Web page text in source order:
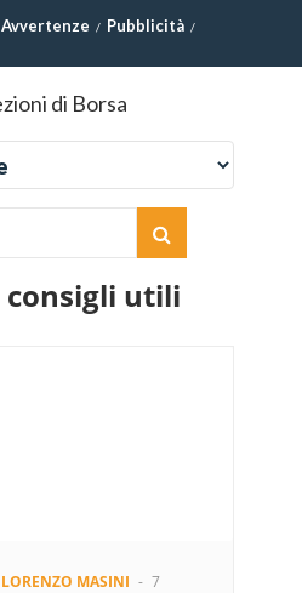
Avvertenze
Pubblicità
consigli utili
LORENZO MASINI - 7